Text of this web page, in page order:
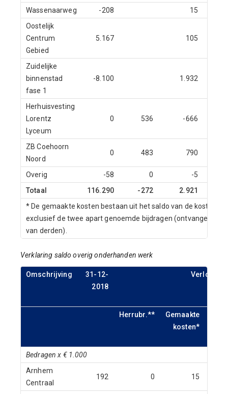
Wassenaarweg -208
15
Oostelijk
Centrum
Gebied
5.167 105
Zuidelijke
binnenstad
fase 1
-8.100 1.932
Herhuisvesting
Lorentz
Lyceum
0 536 -666
ZB Coehoorn
Noord
0 483 790
Overig -58 0
-5
Totaal
116.290 -272 2.921
* De gemaakte kosten bestaan uit het saldo van de kosten
exclusief de twee apart genoemde bijdragen (ontvangen
van derden).
Verklaring saldo overig onderhanden werk
Omschrijving
31-12-
2018
Verloop
Herrubr.**
Gemaakte
kosten*
Bedragen x € 1.000
Arnhem
Centraal
192 0 15